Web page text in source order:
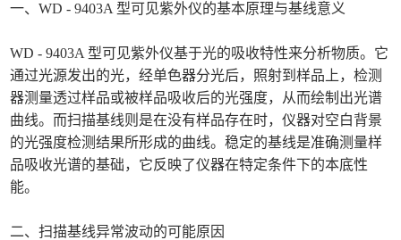
一、WD - 9403A 型可见紫外仪的基本原理与基线意义
WD - 9403A 型可见紫外仪基于光的吸收特性来分析物质。它
通过光源发出的光，经单色器分光后，照射到样品上，检测
器测量透过样品或被样品吸收后的光强度，从而绘制出光谱
曲线。而扫描基线则是在没有样品存在时，仪器对空白背景
的光强度检测结果所形成的曲线。稳定的基线是准确测量样
品吸收光谱的基础，它反映了仪器在特定条件下的本底性
能。
二、扫描基线异常波动的可能原因